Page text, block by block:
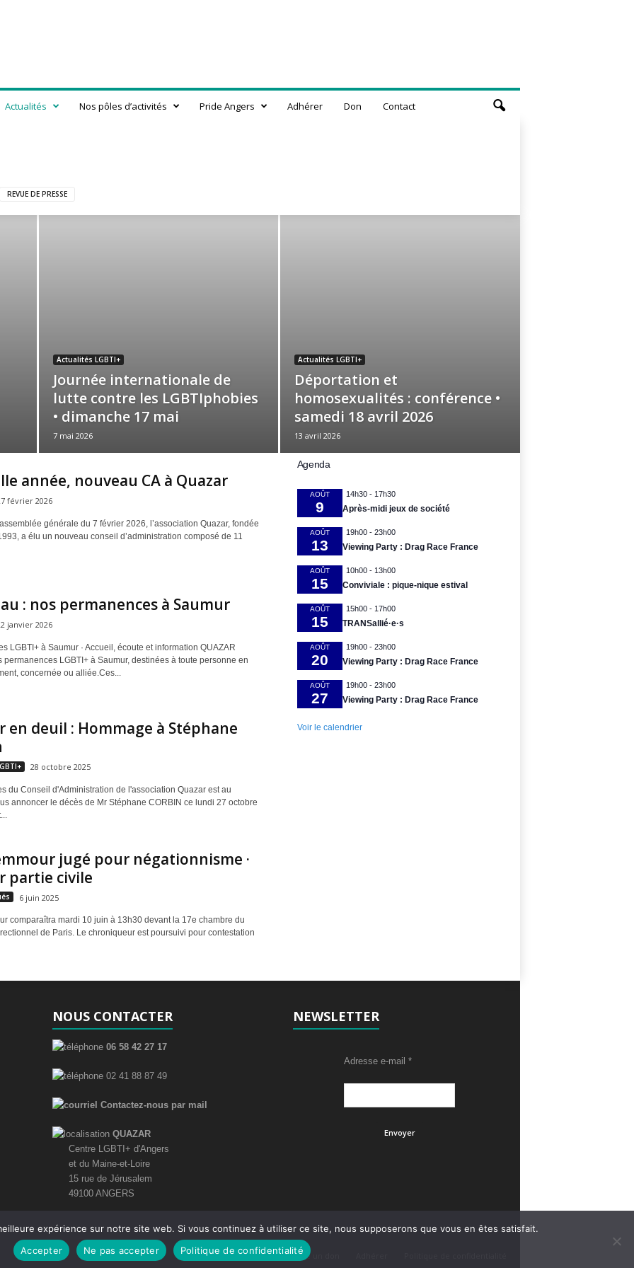
Actualités Nos pôles d’activités Pride Angers Adhérer Don Contact
REVUE DE PRESSE
Actualités LGBTI+
Journée internationale de
lutte contre les LGBTIphobies
• dimanche 17 mai
7 mai 2026
Actualités LGBTI+
Déportation et
homosexualités : conférence •
samedi 18 avril 2026
13 avril 2026
année, nouveau CA à Quazar
février 2026
générale du 7 février 2026, l’association Quazar, fondée
a élu un nouveau conseil d’administration composé de 11
: nos permanences à Saumur
janvier 2026
LGBTI+ à Saumur · Accueil, écoute et information QUAZAR
permanences LGBTI+ à Saumur, destinées à toute personne en
concernée ou alliée.Ces...
en deuil : Hommage à Stéphane
28 octobre 2025
du Conseil d'Administration de l'association Quazar est au
annoncer le décès de Mr Stéphane CORBIN ce lundi 27 octobre
jugé pour négationnisme ·
partie civile
6 juin 2025
comparaîtra mardi 10 juin à 13h30 devant la 17e chambre du
de Paris. Le chroniqueur est poursuivi pour contestation
Agenda
AOÛT
9
14h30- 17h30
Après-midi jeux de société
AOÛT
13
19h00- 23h00
Viewing Party : Drag Race France
AOÛT
15
10h00- 13h00
Conviviale : pique-nique estival
AOÛT
15
15h00- 17h00
TRANSallié·e·s
AOÛT
20
19h00- 23h00
Viewing Party : Drag Race France
AOÛT
27
19h00- 23h00
Viewing Party : Drag Race France
Voir le calendrier
NOUS CONTACTER
06 58 42 27 17
02 41 88 87 49
Contactez-nous par mail
QUAZAR
Centre LGBTI+ d'Angers
et du Maine-et-Loire
15 rue de Jérusalem
49100 ANGERS
NEWSLETTER
Adresse e-mail *
Faire un don
expérience sur notre site web. Si vous continuez à utiliser ce site, nous supposerons que vous en êtes satisfait.
Accepter
Ne pas accepter Politique de confidentialité